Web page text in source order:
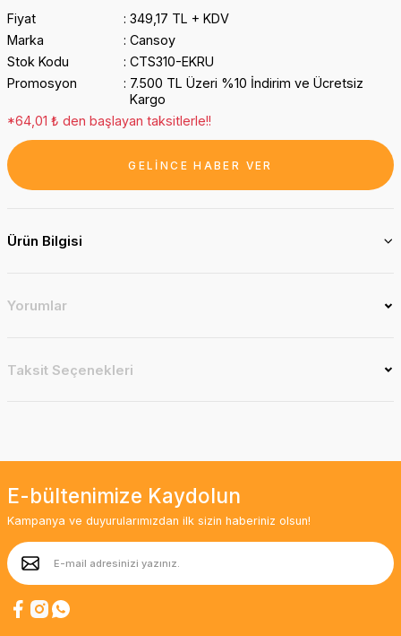
Fiyat
349,17 TL + KDV
Marka
Cansoy
Stok Kodu
CTS310-EKRU
Promosyon
7.500 TL Üzeri %10 İndirim ve Ücretsiz
Kargo
*64,01 ₺ den başlayan taksitlerle!!
GELİNCE HABER VER
Ürün Bilgisi
Yorumlar
Taksit Seçenekleri
E-bültenimize Kaydolun
Kampanya ve duyurularımızdan ilk sizin haberiniz olsun!